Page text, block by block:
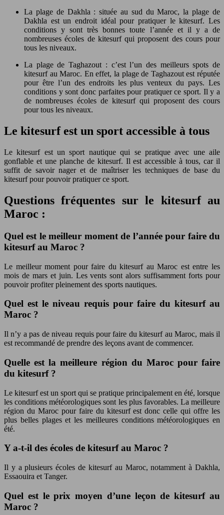
La plage de Dakhla : située au sud du Maroc, la plage de
Dakhla est un endroit idéal pour pratiquer le kitesurf. Les
conditions y sont très bonnes toute l’année et il y a de
nombreuses écoles de kitesurf qui proposent des cours pour
tous les niveaux.
La plage de Taghazout : c’est l’un des meilleurs spots de
kitesurf au Maroc. En effet, la plage de Taghazout est réputée
pour être l’un des endroits les plus venteux du pays. Les
conditions y sont donc parfaites pour pratiquer ce sport. Il y a
de nombreuses écoles de kitesurf qui proposent des cours
pour tous les niveaux.
Le kitesurf est un sport accessible à tous
Le kitesurf est un sport nautique qui se pratique avec une aile
gonflable et une planche de kitesurf. Il est accessible à tous, car il
suffit de savoir nager et de maîtriser les techniques de base du
kitesurf pour pouvoir pratiquer ce sport.
Questions fréquentes sur le kitesurf au
Maroc :
Quel est le meilleur moment de l’année pour faire du
kitesurf au Maroc ?
Le meilleur moment pour faire du kitesurf au Maroc est entre les
mois de mars et juin. Les vents sont alors suffisamment forts pour
pouvoir profiter pleinement des sports nautiques.
Quel est le niveau requis pour faire du kitesurf au
Maroc ?
Il n’y a pas de niveau requis pour faire du kitesurf au Maroc, mais il
est recommandé de prendre des leçons avant de commencer.
Quelle est la meilleure région du Maroc pour faire
du kitesurf ?
Le kitesurf est un sport qui se pratique principalement en été, lorsque
les conditions météorologiques sont les plus favorables. La meilleure
région du Maroc pour faire du kitesurf est donc celle qui offre les
plus belles plages et les meilleures conditions météorologiques en
été.
Y a-t-il des écoles de kitesurf au Maroc ?
Il y a plusieurs écoles de kitesurf au Maroc, notamment à Dakhla,
Essaouira et Tanger.
Quel est le prix moyen d’une leçon de kitesurf au
Maroc ?